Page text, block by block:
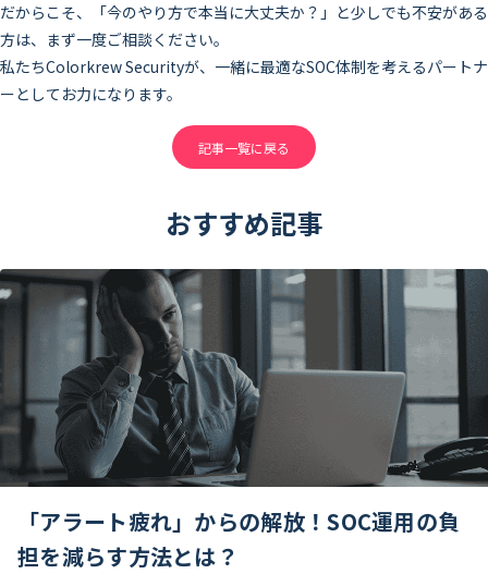
だからこそ、「今のやり方で本当に大丈夫か？」と少しでも不安がある
方は、まず一度ご相談ください。
私たちColorkrew Securityが、一緒に最適なSOC体制を考えるパートナ
ーとしてお力になります。
記事一覧に戻る
おすすめ記事
「アラート疲れ」からの解放！SOC運用の負
担を減らす方法とは？